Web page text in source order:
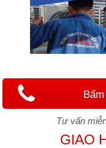
Tư vấn
GIAO